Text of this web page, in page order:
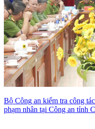
Bộ Công an kiểm tra công
phạm nhân tại Công an tỉnh